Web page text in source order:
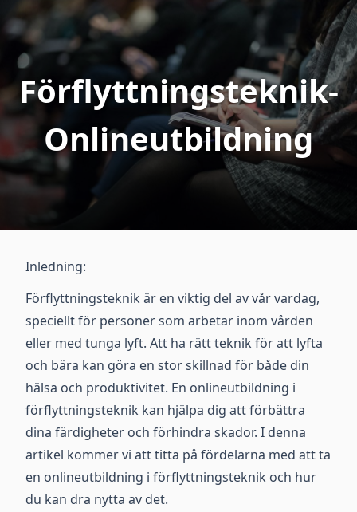
Förflyttningsteknik-
Onlineutbildning
Inledning:
Förflyttningsteknik är en viktig del av vår vardag,
speciellt för personer som arbetar inom vården
eller med tunga lyft. Att ha rätt teknik för att lyfta
och bära kan göra en stor skillnad för både din
hälsa och produktivitet. En onlineutbildning i
förflyttningsteknik kan hjälpa dig att förbättra
dina färdigheter och förhindra skador. I denna
artikel kommer vi att titta på fördelarna med att ta
en onlineutbildning i förflyttningsteknik och hur
du kan dra nytta av det.